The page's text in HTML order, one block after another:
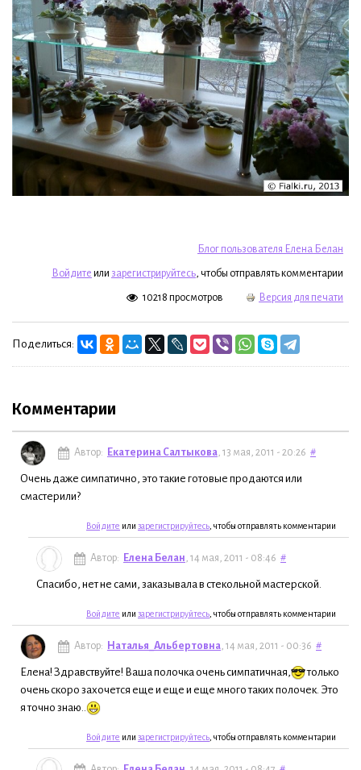
Блог пользователя Елена Белан
Войдите или зарегистрируйтесь, чтобы отправлять комментарии
10218 просмотров Версия для печати
Поделиться:
Комментарии
Автор: Екатерина Салтыкова, 13 мая, 2011 - 20:26 #
Очень даже симпатично, это такие готовые продаются или
смастерили?
Войдите или зарегистрируйтесь , чтобы отправлять комментарии
Автор: Елена Белан, 14 мая, 2011 - 08:46 #
Спасибо, нет не сами, заказывала в стекольной мастерской.
Войдите или зарегистрируйтесь , чтобы отправлять комментарии
Автор: Наталья_Альбертовна, 14 мая, 2011 - 00:36 #
Елена! Здравствуйте! Ваша полочка очень симпатичная,
только
очень скоро захочется еще и еще и еще много таких полочек. Это
я точно знаю..
Войдите или зарегистрируйтесь , чтобы отправлять комментарии